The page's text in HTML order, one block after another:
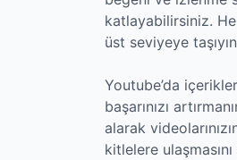
katlayabilirsiniz.
üst seviyeye
Youtube’da
başarınızı
alarak
kitlelere